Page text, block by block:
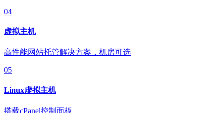
04
虚拟主机
高性能网站托管解决方案，机房可选
05
Linux虚拟主机
搭载cPanel控制面板